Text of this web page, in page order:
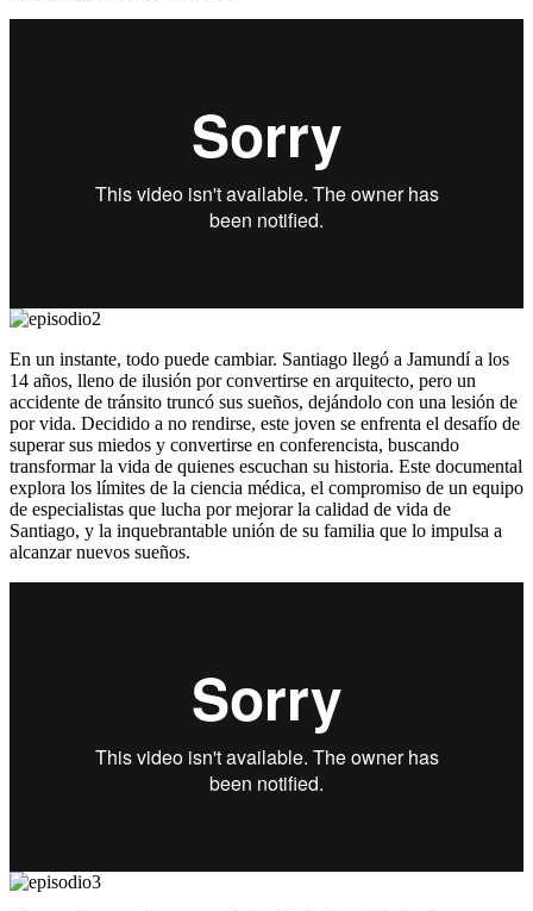
En un instante, todo puede cambiar. Santiago llegó a Jamundí a los
14 años, lleno de ilusión por convertirse en arquitecto, pero un
accidente de tránsito truncó sus sueños, dejándolo con una lesión de
por vida. Decidido a no rendirse, este joven se enfrenta el desafío de
superar sus miedos y convertirse en conferencista, buscando
transformar la vida de quienes escuchan su historia. Este documental
explora los límites de la ciencia médica, el compromiso de un equipo
de especialistas que lucha por mejorar la calidad de vida de
Santiago, y la inquebrantable unión de su familia que lo impulsa a
alcanzar nuevos sueños.